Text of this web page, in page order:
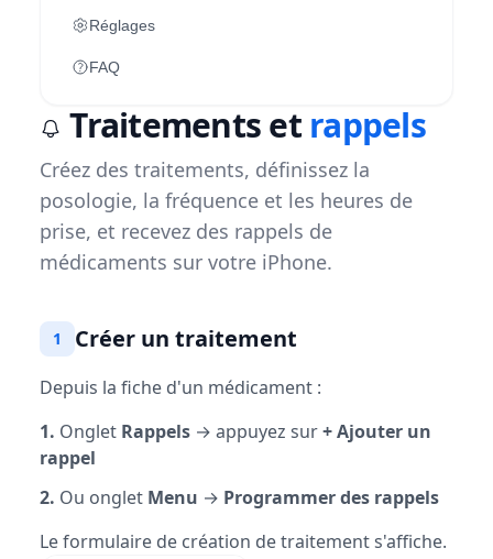
Réglages
FAQ
Traitements et rappels
Créez des traitements, définissez la
posologie, la fréquence et les heures de
prise, et recevez des rappels de
médicaments sur votre iPhone.
1 Créer un traitement
Depuis la fiche d'un médicament :
1. Onglet Rappels → appuyez sur+ Ajouter un
rappel
2. Ou onglet Menu → Programmer des rappels
Le formulaire de création de traitement s'affiche.